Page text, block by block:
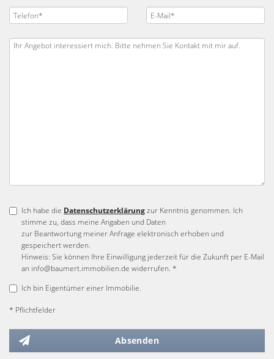
Ich habe die Datenschutzerklärungzur Kenntnis genommen. Ich
stimme zu, dass meine Angaben und Daten
zur Beantwortung meiner Anfrage elektronisch erhoben und
gespeichert werden.
Hinweis: Sie können Ihre Einwilligung jederzeit für die Zukunft per E-Mail
an info@baumert.immobilien.de widerrufen. *
Ich bin Eigentümer einer Immobilie.
* Pflichtfelder
Absenden